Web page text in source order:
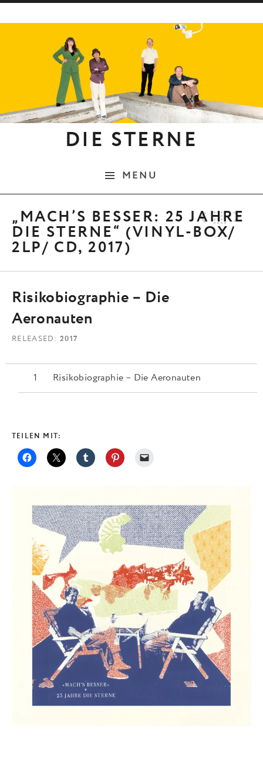
DIE STERNE
MENU
„MACH’S BESSER: 25 JAHRE
DIE STERNE“ (VINYL-BOX/
2LP/ CD, 2017)
Risikobiographie – Die
Aeronauten
RELEASED 2017
Risikobiographie – Die Aeronauten
TEILEN MIT: